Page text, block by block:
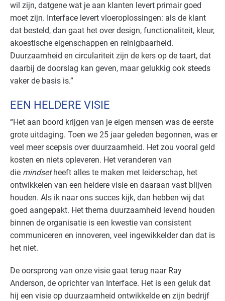
wil zijn, datgene wat je aan klanten levert primair goed
moet zijn. Interface levert vloeroplossingen: als de klant
dat besteld, dan gaat het over design, functionaliteit, kleur,
akoestische eigenschappen en reinigbaarheid.
Duurzaamheid en circulariteit zijn de kers op de taart, dat
daarbij de doorslag kan geven, maar gelukkig ook steeds
vaker de basis is.”
EEN HELDERE VISIE
“Het aan boord krijgen van je eigen mensen was de eerste
grote uitdaging. Toen we 25 jaar geleden begonnen, was er
veel meer scepsis over duurzaamheid. Het zou vooral geld
kosten en niets opleveren. Het veranderen van
die mindsetheeft alles te maken met leiderschap, het
ontwikkelen van een heldere visie en daaraan vast blijven
houden. Als ik naar ons succes kijk, dan hebben wij dat
goed aangepakt. Het thema duurzaamheid levend houden
binnen de organisatie is een kwestie van consistent
communiceren en innoveren, veel ingewikkelder dan dat is
het niet.
De oorsprong van onze visie gaat terug naar Ray
Anderson, de oprichter van Interface. Het is een geluk dat
hij een visie op duurzaamheid ontwikkelde en zijn bedrijf